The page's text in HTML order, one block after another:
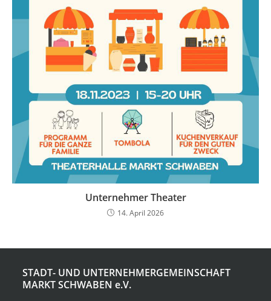
Unternehmer Theater
14. April 2026
STADT- UND UNTERNEHMERGEMEINSCHAFT
MARKT SCHWABEN e.V.